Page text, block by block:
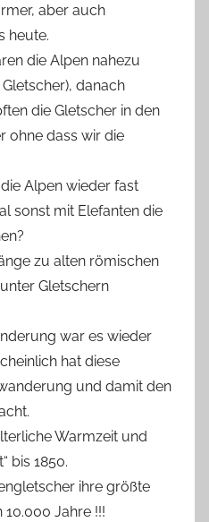
aber auch
heute.
die Alpen nahezu
danach
die Gletscher in den
ohne dass wir die
Alpen wieder fast
sonst mit Elefanten die
zu alten römischen
Gletschern
war es wieder
hat diese
und damit den
Warmzeit und
bis 1850.
ihre größte
Jahre !!!